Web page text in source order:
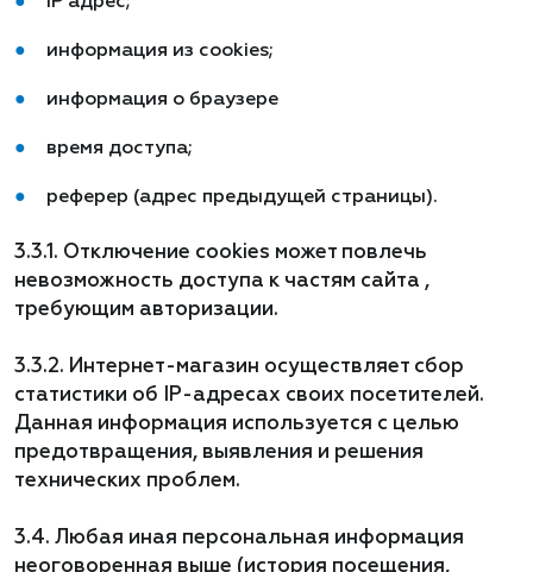
информация из cookies;
информация о браузере
время доступа;
реферер (адрес предыдущей страницы).
3.3.1. Отключение cookies может повлечь
невозможность доступа к частям сайта ,
требующим авторизации.
3.3.2. Интернет-магазин осуществляет сбор
статистики об IP-адресах своих посетителей.
Данная информация используется с целью
предотвращения, выявления и решения
технических проблем.
3.4. Любая иная персональная информация
неоговоренная выше (история посещения,